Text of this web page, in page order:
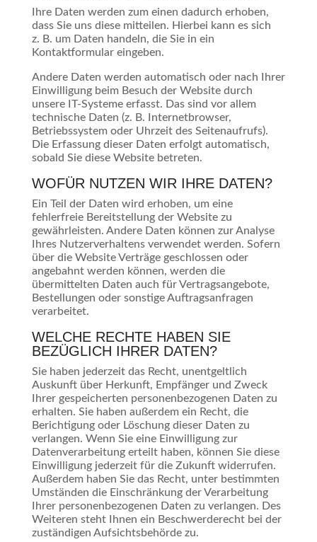
Ihre Daten werden zum einen dadurch erhoben,
dass Sie uns diese mitteilen. Hierbei kann es sich
z. B. um Daten handeln, die Sie in ein
Kontaktformular eingeben.
Andere Daten werden automatisch oder nach Ihrer
Einwilligung beim Besuch der Website durch
unsere IT-Systeme erfasst. Das sind vor allem
technische Daten (z. B. Internetbrowser,
Betriebssystem oder Uhrzeit des Seitenaufrufs).
Die Erfassung dieser Daten erfolgt automatisch,
sobald Sie diese Website betreten.
WOFÜR NUTZEN WIR IHRE DATEN?
Ein Teil der Daten wird erhoben, um eine
fehlerfreie Bereitstellung der Website zu
gewährleisten. Andere Daten können zur Analyse
Ihres Nutzerverhaltens verwendet werden. Sofern
über die Website Verträge geschlossen oder
angebahnt werden können, werden die
übermittelten Daten auch für Vertragsangebote,
Bestellungen oder sonstige Auftragsanfragen
verarbeitet.
WELCHE RECHTE HABEN SIE
BEZÜGLICH IHRER DATEN?
Sie haben jederzeit das Recht, unentgeltlich
Auskunft über Herkunft, Empfänger und Zweck
Ihrer gespeicherten personenbezogenen Daten zu
erhalten. Sie haben außerdem ein Recht, die
Berichtigung oder Löschung dieser Daten zu
verlangen. Wenn Sie eine Einwilligung zur
Datenverarbeitung erteilt haben, können Sie diese
Einwilligung jederzeit für die Zukunft widerrufen.
Außerdem haben Sie das Recht, unter bestimmten
Umständen die Einschränkung der Verarbeitung
Ihrer personenbezogenen Daten zu verlangen. Des
Weiteren steht Ihnen ein Beschwerderecht bei der
zuständigen Aufsichtsbehörde zu.